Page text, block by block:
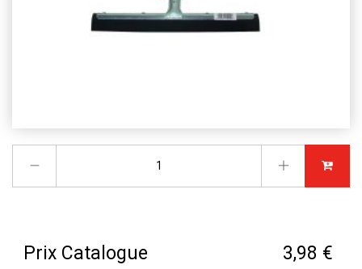
Prix Catalogue 3,98 €